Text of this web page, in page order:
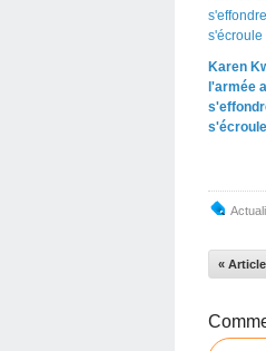
Karen
l'armée
s'écroule
«